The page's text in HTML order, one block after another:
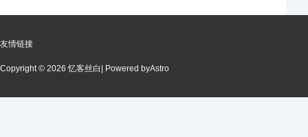
友情链接
Copyright © 2026 忆客丝白 | Powered byAstro